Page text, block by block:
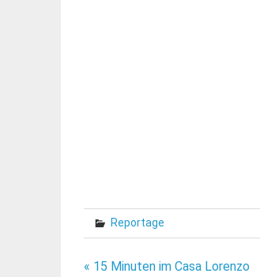
Reportage
Beitragsnavigation
« 15 Minuten im Casa Lorenzo